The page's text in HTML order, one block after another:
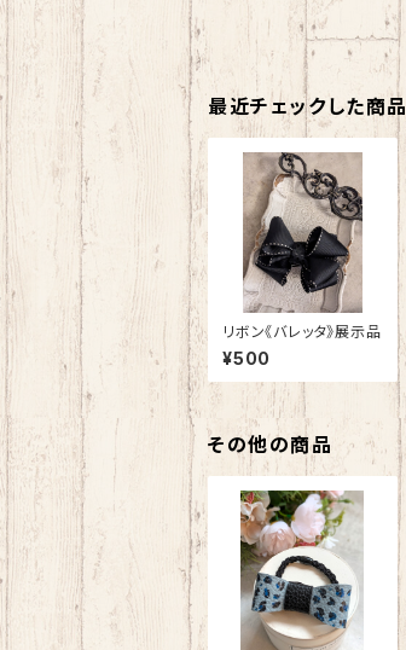
最近チェックした商品
リボン《バレッタ》展示品
¥500
その他の商品